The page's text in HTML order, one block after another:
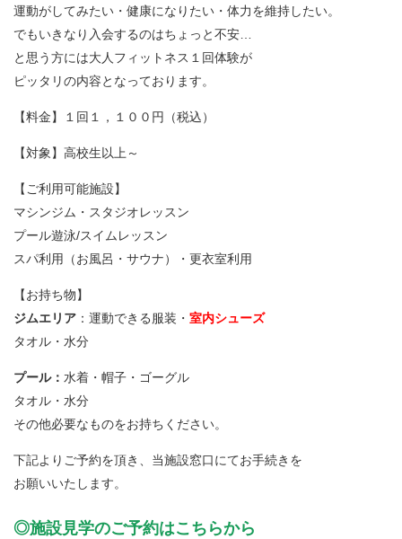
運動がしてみたい・健康になりたい・体力を維持したい。
でもいきなり入会するのはちょっと不安…
と思う方には大人フィットネス１回体験が
ピッタリの内容となっております。
【料金】１回１，１００円（税込）
【対象】高校生以上～
【ご利用可能施設】
マシンジム・スタジオレッスン
プール遊泳/スイムレッスン
スパ利用（お風呂・サウナ）・更衣室利用
【お持ち物】
ジムエリア ：運動できる服装・ 室内シューズ
タオル・水分
プール： 水着・帽子・ゴーグル
タオル・水分
その他必要なものをお持ちください。
下記よりご予約を頂き、当施設窓口にてお手続きを
お願いいたします。
◎施設見学のご予約はこちらから